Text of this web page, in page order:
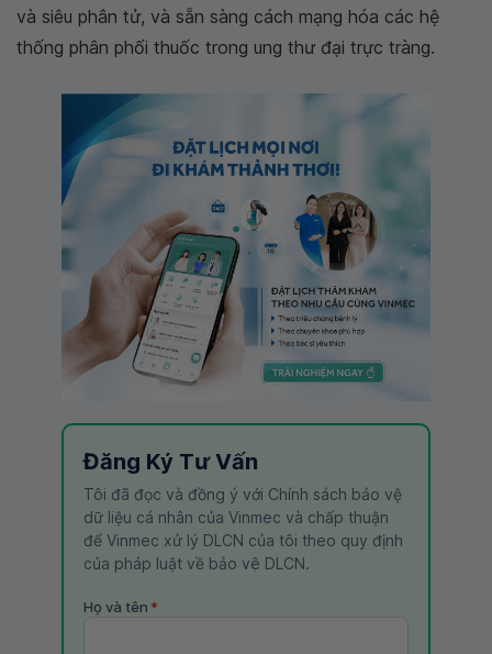
và siêu phân tử, và sẵn sàng cách mạng hóa các hệ
thống phân phối thuốc trong ung thư đại trực tràng.
Đăng Ký Tư Vấn
Tôi đã đọc và đồng ý với Chính sách bảo vệ
dữ liệu cá nhân của Vinmec và chấp thuận
để Vinmec xử lý DLCN của tôi theo quy định
của pháp luật về bảo vệ DLCN.
Họ và tên *